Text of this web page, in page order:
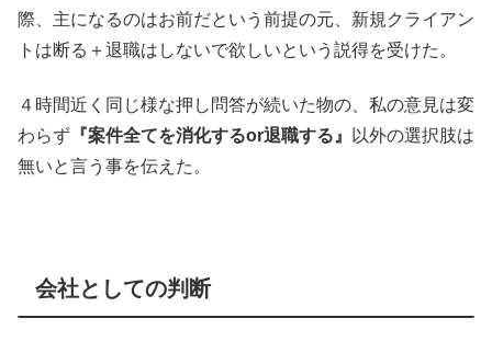
際、主になるのはお前だという前提の元、新規クライアン
トは断る＋退職はしないで欲しいという説得を受けた。
４時間近く同じ様な押し問答が続いた物の、私の意見は変
わらず 『案件全てを消化するor退職する』 以外の選択肢は
無いと言う事を伝えた。
会社としての判断